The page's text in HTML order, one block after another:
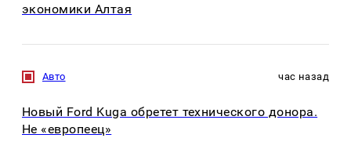
экономики Алтая
Авто час назад
Новый Ford Kuga обретет технического донора.
Не «европеец»